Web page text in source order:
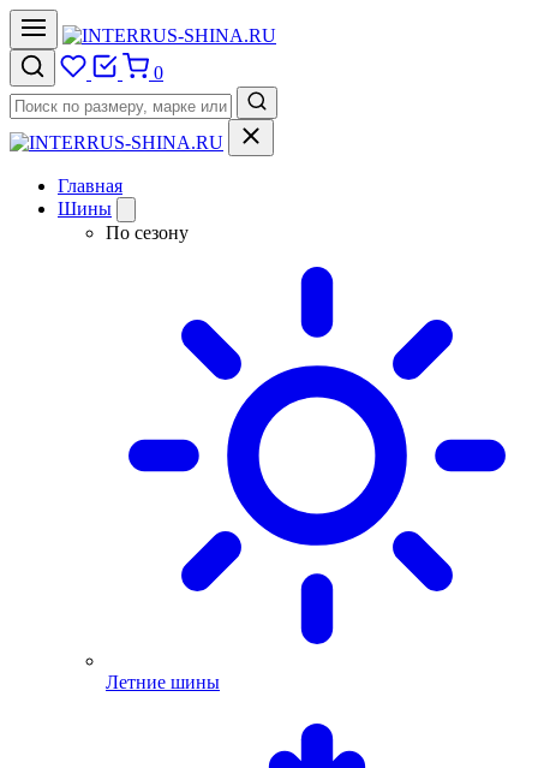
0
Главная
Шины
По сезону
Летние шины